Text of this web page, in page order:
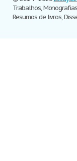
Trabalhos,
Resumos de livros,